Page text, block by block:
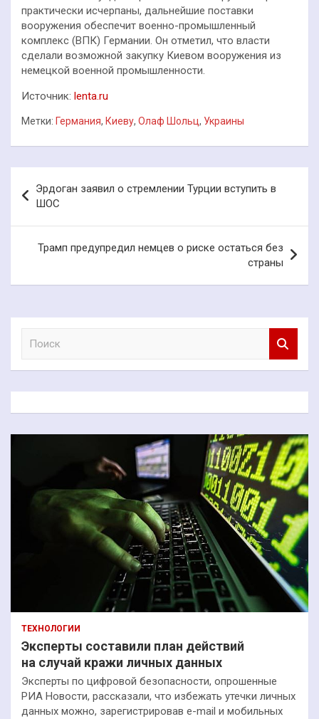
практически исчерпаны, дальнейшие поставки
вооружения обеспечит военно-промышленный
комплекс (ВПК) Германии. Он отметил, что власти
сделали возможной закупку Киевом вооружения из
немецкой военной промышленности.
Источник: lenta.ru
Метки: Германия, Киеву, Олаф Шольц, Украины
по
записям
Эрдоган заявил о стремлении Турции вступить в
ШОС
Трамп предупредил немцев о риске остаться без
страны
к
ТЕХНОЛОГИИ
Эксперты составили план действий
на случай кражи личных данных
Эксперты по цифровой безопасности, опрошенные
РИА Новости, рассказали, что избежать утечки личных
данных можно, зарегистрировав e-mail и мобильных